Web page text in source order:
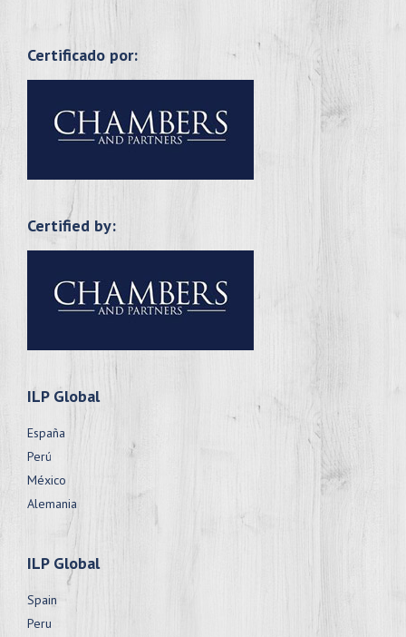
Certificado por:
Certified by:
ILP Global
España
Perú
México
Alemania
ILP Global
Spain
Peru